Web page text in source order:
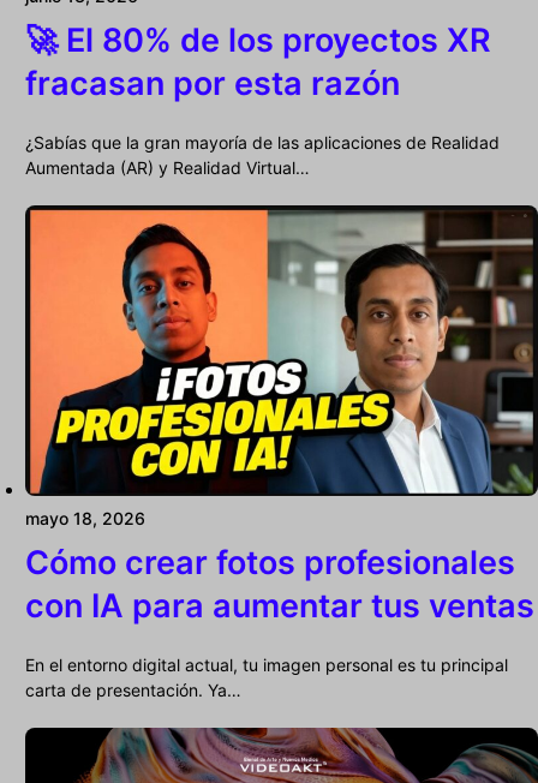
🚀 El 80% de los proyectos XR
fracasan por esta razón
¿Sabías que la gran mayoría de las aplicaciones de Realidad
Aumentada (AR) y Realidad Virtual…
mayo 18, 2026
Cómo crear fotos profesionales
con IA para aumentar tus ventas
En el entorno digital actual, tu imagen personal es tu principal
carta de presentación. Ya…